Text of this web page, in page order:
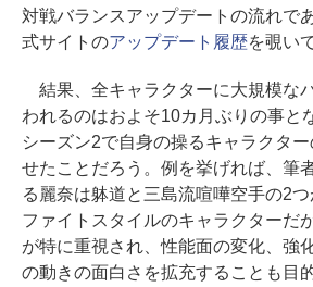
対戦バランスアップデートの流れで
式サイトのアップデート履歴を覗い
結果、全キャラクターに大規模な
われるのはおよそ10カ月ぶりの事と
シーズン2で自身の操るキャラクタ
せたことだろう。例を挙げれば、筆
る麗奈は躰道と三島流喧嘩空手の2
ファイトスタイルのキャラクターだ
が特に重視され、性能面の変化、強
の動きの面白さを拡充することも目